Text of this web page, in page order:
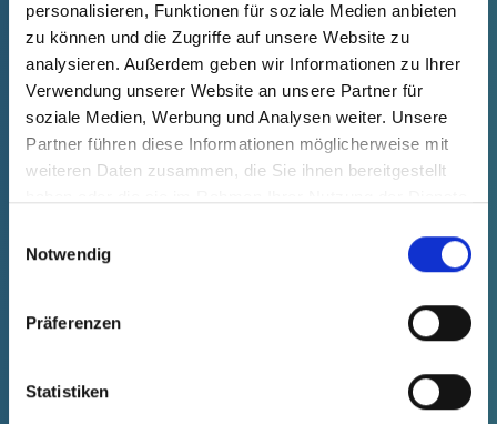
personalisieren, Funktionen für soziale Medien anbieten
zu können und die Zugriffe auf unsere Website zu
analysieren. Außerdem geben wir Informationen zu Ihrer
Verwendung unserer Website an unsere Partner für
soziale Medien, Werbung und Analysen weiter. Unsere
Partner führen diese Informationen möglicherweise mit
weiteren Daten zusammen, die Sie ihnen bereitgestellt
Notwendig
Präferenzen
Statistiken
Datos técnicos
mostrar
Nº de pedido
95000671073
Precio del producto
gratis
Selección
Muestra Comprar
Cantidad (piezas)